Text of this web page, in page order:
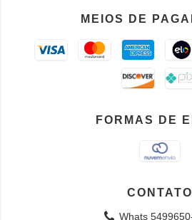
MEIOS DE
FORMAS DE
CONTATO
Whats